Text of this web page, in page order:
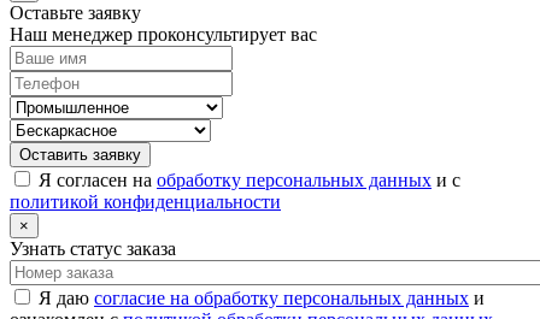
Оставьте заявку
Наш менеджер проконсультирует вас
Оставить заявку
Я согласен на обработку персональных данных и с
политикой конфиденциальности
×
Узнать статус заказа
Я даю согласие на обработку персональных данных и